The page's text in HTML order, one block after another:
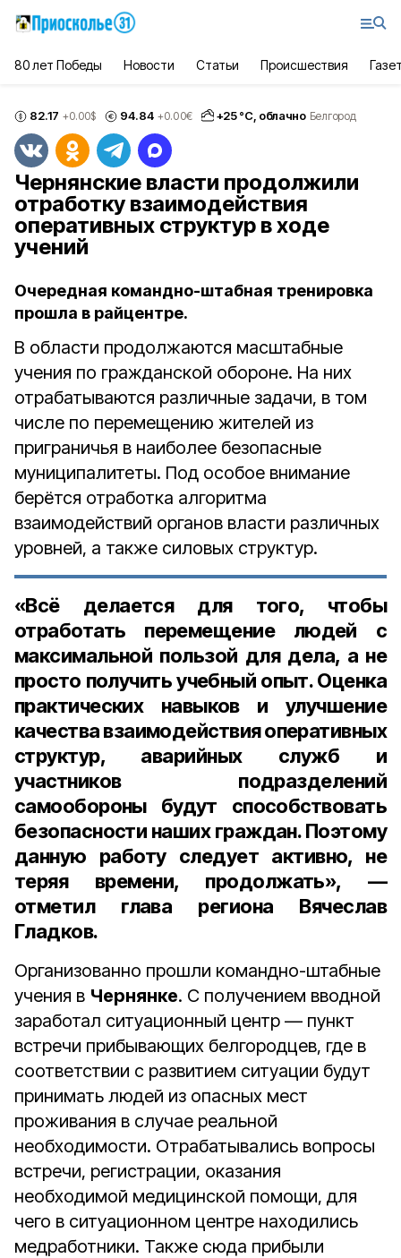
80 лет Победы Новости Статьи Происшествия
82.17 +0.00$ 94.84 +0.00€ +25°С, облачно Белгород
Чернянские власти продолжили
отработку взаимодействия
оперативных структур в ходе
учений
Очередная командно-штабная тренировка
прошла в райцентре.
В области продолжаются масштабные
учения по гражданской обороне. На них
отрабатываются различные задачи, в том
числе по перемещению жителей из
приграничья в наиболее безопасные
муниципалитеты. Под особое внимание
берётся отработка алгоритма
взаимодействий органов власти различных
уровней, а также силовых структур.
«Всё делается для того, чтобы
отработать перемещение людей с
максимальной пользой для дела, а не
просто получить учебный опыт. Оценка
практических навыков и улучшение
качества взаимодействия оперативных
структур, аварийных служб и
участников подразделений
самообороны будут способствовать
безопасности наших граждан. Поэтому
данную работу следует активно, не
теряя времени, продолжать», —
отметил глава региона Вячеслав
Гладков.
Организованно прошли командно-штабные
учения в Чернянке. С получением вводной
заработал ситуационный центр — пункт
встречи прибывающих белгородцев, где в
соответствии с развитием ситуации будут
принимать людей из опасных мест
проживания в случае реальной
необходимости. Отрабатывались вопросы
встречи, регистрации, оказания
необходимой медицинской помощи, для
чего в ситуационном центре находились
медработники. Также сюда прибыли